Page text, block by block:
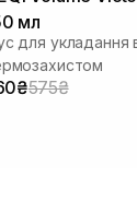
мл
для укладання
575₴